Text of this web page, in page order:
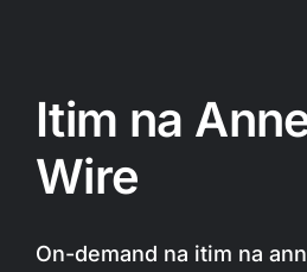
Itim na
Wire
On-demand na itim na